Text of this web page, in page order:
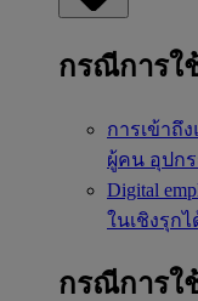
กรณีการใ
การเข้าถึ
ผู้คน อุปก
Digital
ในเชิงรุก
กรณีการใ